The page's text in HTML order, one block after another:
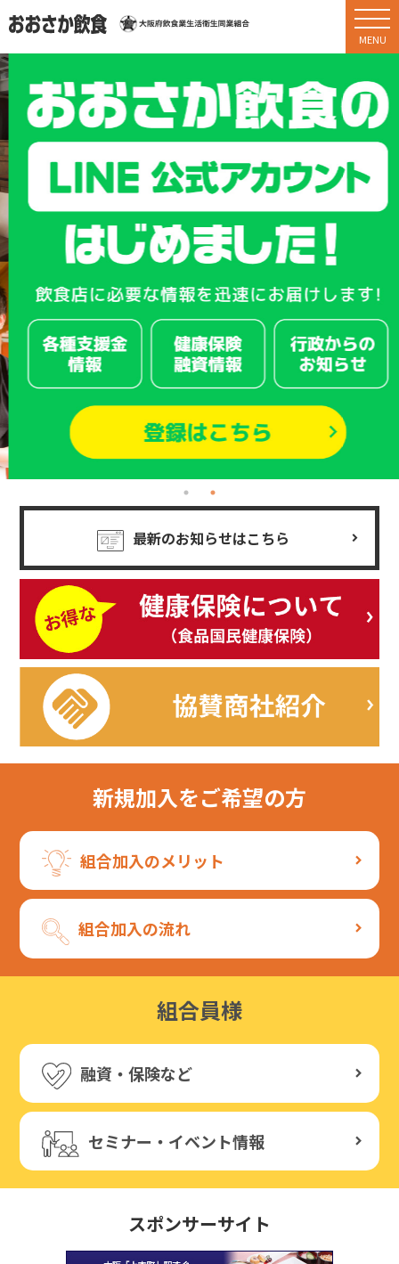
最新のお知らせはこちら
新規加入をご希望の方
組合加入のメリット
組合加入の流れ
組合員様
融資・保険など
セミナー・イベント情報
スポンサーサイト